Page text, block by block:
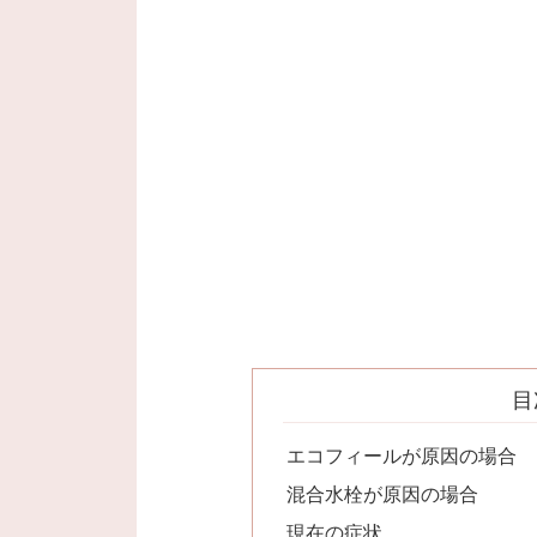
エコフィールが原因の場合
混合水栓が原因の場合
現在の症状